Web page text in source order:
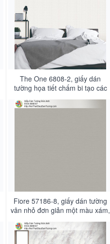
The One 6808-2, giấy dán
tường họa tiết chấm bi tạo các
hình tròn nhỏ màu xám màu
nâu nhạt
Fiore 57186-8, giấy dán tường
vân nhỏ đơn giản một màu xám,